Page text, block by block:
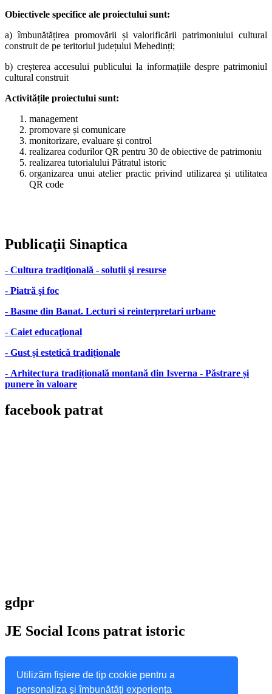
Utilizăm fişiere de tip cookie pentru a
personaliza şi îmbunătăți experiența
Obiectivele specifice ale proiectului sunt:
a) îmbunătățirea promovării și valorificării patrimoniului cultural
construit de pe teritoriul județului Mehedinți;
b) creșterea accesului publicului la informațiile despre patrimoniul
cultural construit
Activitățile proiectului sunt:
management
promovare și comunicare
monitorizare, evaluare și control
realizarea codurilor QR pentru 30 de obiective de patrimoniu
realizarea tutorialului Pătratul istoric
organizarea unui atelier practic privind utilizarea și utilitatea
QR code
Publicaţii Sinaptica
- Cultura tradiţională - solutii şi resurse
- Piatră şi foc
- Basme din Banat. Lecturi si reinterpretari urbane
- Caiet educaţional
- Gust și estetică tradiționale
- Arhitectura tradițională montană din Isverna - Păstrare și
punere în valoare
facebook patrat
gdpr
JE Social Icons patrat istoric